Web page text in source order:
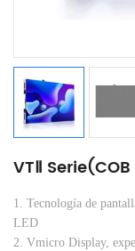
VTⅡ Serie(COB
1. Tecnología de
LED
2. Vmicro Display,